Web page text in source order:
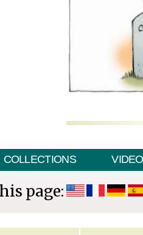
COLLECTIONS VIDEO
page: